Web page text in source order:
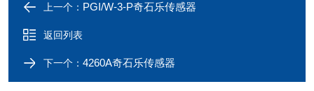
上一个： PGI/W-3-P奇石乐传感器
返回列表
下一个： 4260A奇石乐传感器